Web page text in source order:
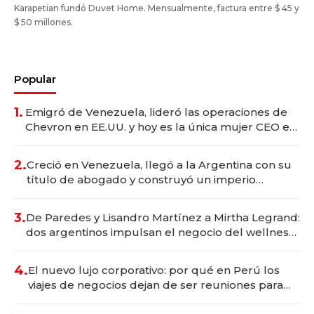
Karapetian fundó Duvet Home. Mensualmente, factura entre $ 45 y
$ 50 millones.
Popular
1. Emigró de Venezuela, lideró las operaciones de
Chevron en EE.UU. y hoy es la única mujer CEO en
2.Creció en Venezuela, llegó a la Argentina con su
título de abogado y construyó un imperio
3.De Paredes y Lisandro Martínez a Mirtha Legrand:
dos argentinos impulsan el negocio del wellness
4.El nuevo lujo corporativo: por qué en Perú los
viajes de negocios dejan de ser reuniones para